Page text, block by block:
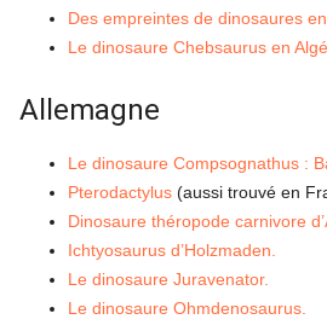
Des empreintes de dinosaures en
Le dinosaure Chebsaurus en
Allemagne
Le dinosaure Compsognathus :
Pterodactylus (aussi trouvé en
Dinosaure théropode carnivore
Ichtyosaurus d’Holzmaden.
Le dinosaure Juravenator.
Le dinosaure Ohmdenosaurus.